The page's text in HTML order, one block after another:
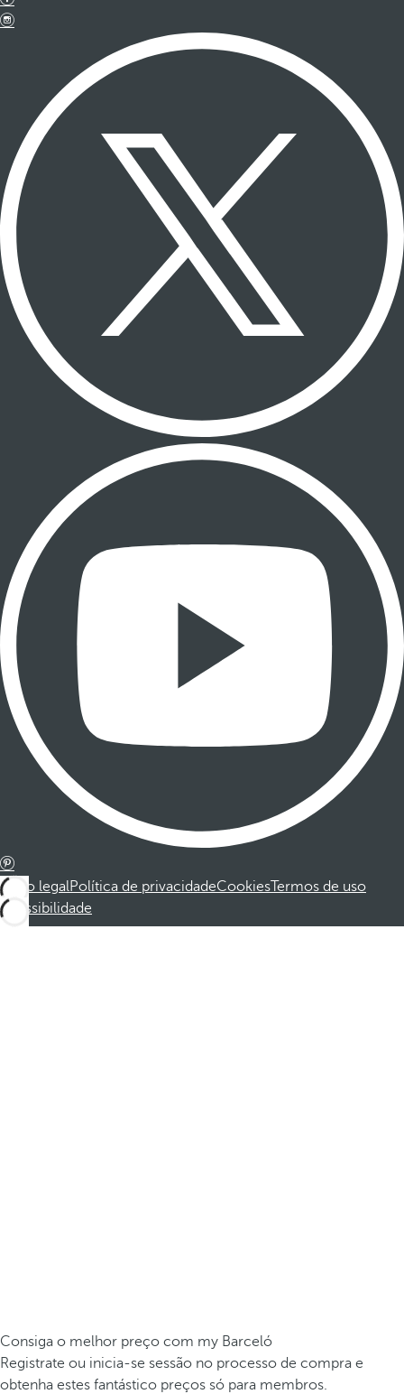
Aviso legalPolítica de privacidadeCookiesTermos de uso
Acessibilidade
Consiga o melhor preço com my Barceló
Registrate ou inicia-se sessão no processo de compra e
obtenha estes fantástico preços só para membros.